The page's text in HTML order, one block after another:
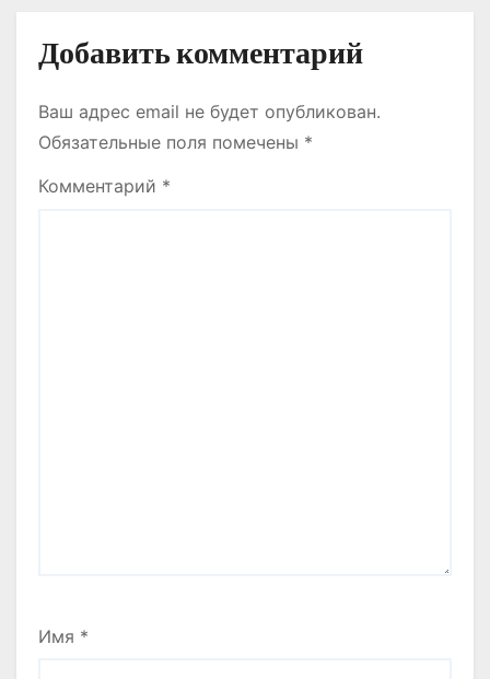
Добавить комментарий
Ваш адрес email не будет опубликован.
Обязательные поля помечены *
Комментарий *
Имя *